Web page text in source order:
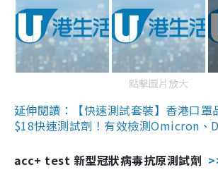
點擊圖片放大
延伸閱讀：【快速測試套裝】香港口罩
$18快速測試劑！有效檢測Omicron、
acc+ test 新型冠狀病毒抗原測試劑